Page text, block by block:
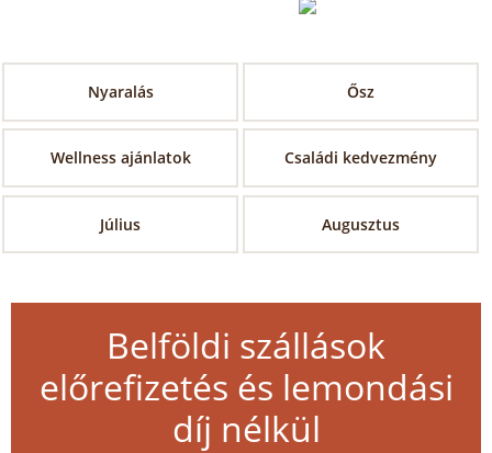
Nyaralás Ősz
Wellness ajánlatok Családi kedvezmény
Július Augusztus
Belföldi szállások
előrefizetés és lemondási
díj nélkül